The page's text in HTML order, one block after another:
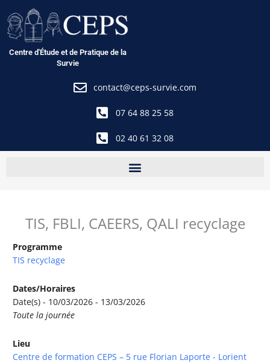
au
contenu
Centre d'Étude et de Pratique de la
Survie
contact@ceps-survie.com
07 64 88 25 58
02 40 61 32 08
TIS, FBLI, CAEERS, QALI recyclage
Programme
TIS recyclage
Dates/Horaires
Date(s) - 10/03/2026 - 13/03/2026
Toute la journée
Lieu
Centre de formation CEPS – 5 rue Florian Laporte - Lorient